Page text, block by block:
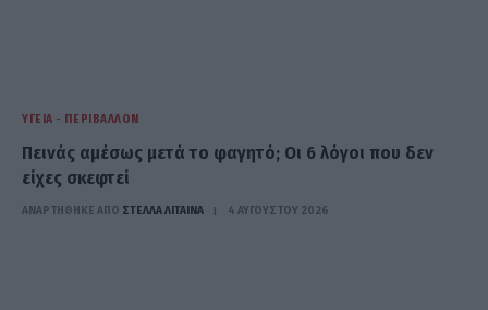
ΥΓΕΊΑ - ΠΕΡΙΒΆΛΛΟΝ
Πεινάς αμέσως μετά το φαγητό; Οι 6 λόγοι που δεν
είχες σκεφτεί
ΑΝΑΡΤΗΘΗΚΕ ΑΠΟ ΣΤΈΛΛΑ ΛΊΤΑΙΝΑ 4 ΑΥΓΟΎΣΤΟΥ 2026